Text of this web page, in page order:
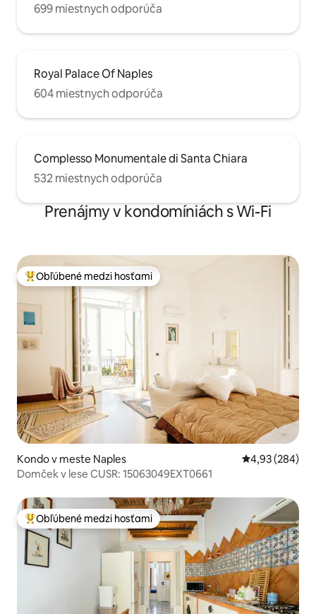
699 miestnych odporúča
Royal Palace Of Naples
604 miestnych odporúča
Complesso Monumentale di Santa Chiara
532 miestnych odporúča
Prenájmy v kondomíniách s Wi-Fi
Najobľúbenejšie medzi hosťami
Obľúbené medzi hosťami
Kondo v meste Naples Priemerné
4,93 (284)
Domček v lese CUSR: 15063049EXT0661
Najobľúbenejšie medzi hosťami
Obľúbené medzi hosťami